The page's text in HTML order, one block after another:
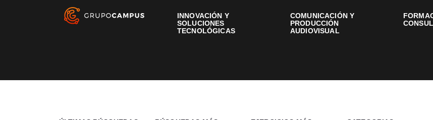
INNOVACIÓN Y
SOLUCIONES
TECNOLÓGICAS
COMUNICACIÓN Y
PRODUCCIÓN
AUDIOVISUAL